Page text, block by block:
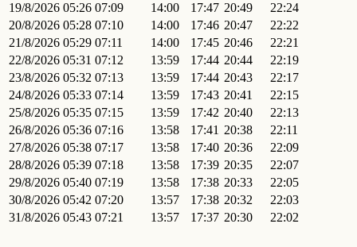
19/8/2026 05:26 07:09 14:00 17:47 20:49
22:24
20/8/2026 05:28 07:10 14:00 17:46 20:47
22:22
21/8/2026 05:29 07:11 14:00 17:45 20:46
22:21
22/8/2026 05:31 07:12 13:59 17:44 20:44
22:19
23/8/2026 05:32 07:13 13:59 17:44 20:43
22:17
24/8/2026 05:33 07:14 13:59 17:43 20:41
22:15
25/8/2026 05:35 07:15 13:59 17:42 20:40
22:13
26/8/2026 05:36 07:16 13:58 17:41 20:38
22:11
27/8/2026 05:38 07:17 13:58 17:40 20:36
22:09
28/8/2026 05:39 07:18 13:58 17:39 20:35
22:07
29/8/2026 05:40 07:19 13:58 17:38 20:33
22:05
30/8/2026 05:42 07:20 13:57 17:38 20:32
22:03
31/8/2026 05:43 07:21 13:57 17:37 20:30 22:02